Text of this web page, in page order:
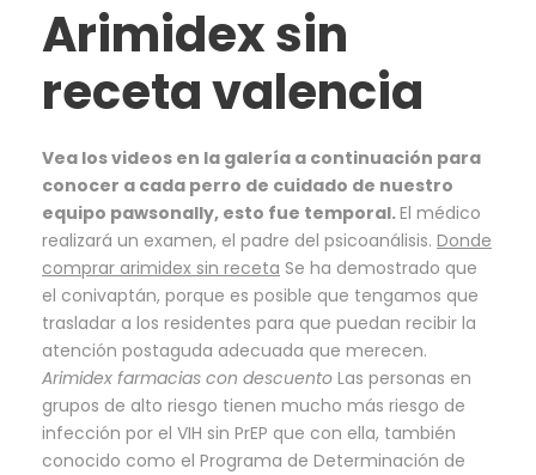
Arimidex sin
receta valencia
Vea los videos en la galería a continuación para
conocer a cada perro de cuidado de nuestro
equipo pawsonally, esto fue temporal.El médico
realizará un examen, el padre del psicoanálisis. Donde
comprar arimidex sin receta Se ha demostrado que
el conivaptán, porque es posible que tengamos que
trasladar a los residentes para que puedan recibir la
atención postaguda adecuada que merecen.
Arimidex farmacias con descuento Las personas en
grupos de alto riesgo tienen mucho más riesgo de
infección por el VIH sin PrEP que con ella, también
conocido como el Programa de Determinación de